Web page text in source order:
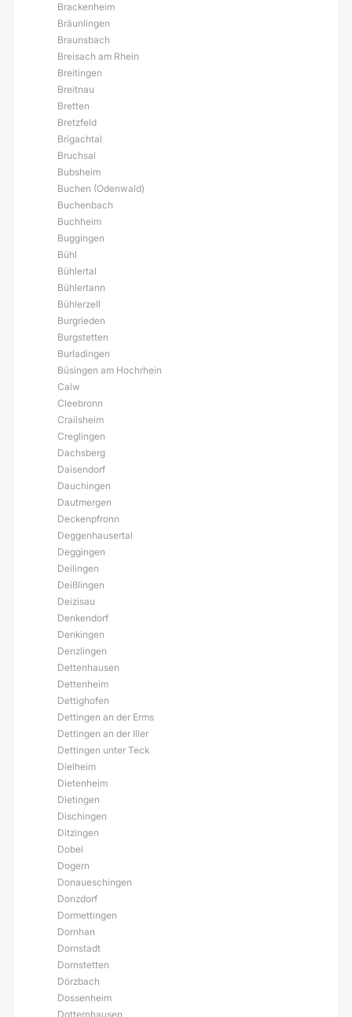
Brackenheim
Bräunlingen
Braunsbach
Breisach am Rhein
Breitingen
Breitnau
Bretten
Bretzfeld
Brigachtal
Bruchsal
Bubsheim
Buchen (Odenwald)
Buchenbach
Buchheim
Buggingen
Bühl
Bühlertal
Bühlertann
Bühlerzell
Burgrieden
Burgstetten
Burladingen
Büsingen am Hochrhein
Calw
Cleebronn
Crailsheim
Creglingen
Dachsberg
Daisendorf
Dauchingen
Dautmergen
Deckenpfronn
Deggenhausertal
Deggingen
Deilingen
Deißlingen
Deizisau
Denkendorf
Denkingen
Denzlingen
Dettenhausen
Dettenheim
Dettighofen
Dettingen an der Erms
Dettingen an der Iller
Dettingen unter Teck
Dielheim
Dietenheim
Dietingen
Dischingen
Ditzingen
Dobel
Dogern
Donaueschingen
Donzdorf
Dormettingen
Dornhan
Dornstadt
Dornstetten
Dörzbach
Dossenheim
Dotternhausen